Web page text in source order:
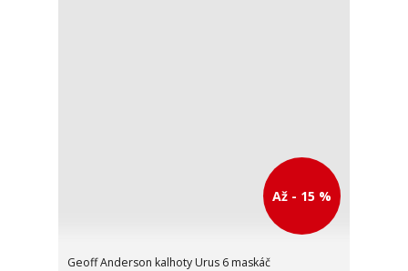
Až - 15 %
Geoff Anderson kalhoty Urus 6 maskáč